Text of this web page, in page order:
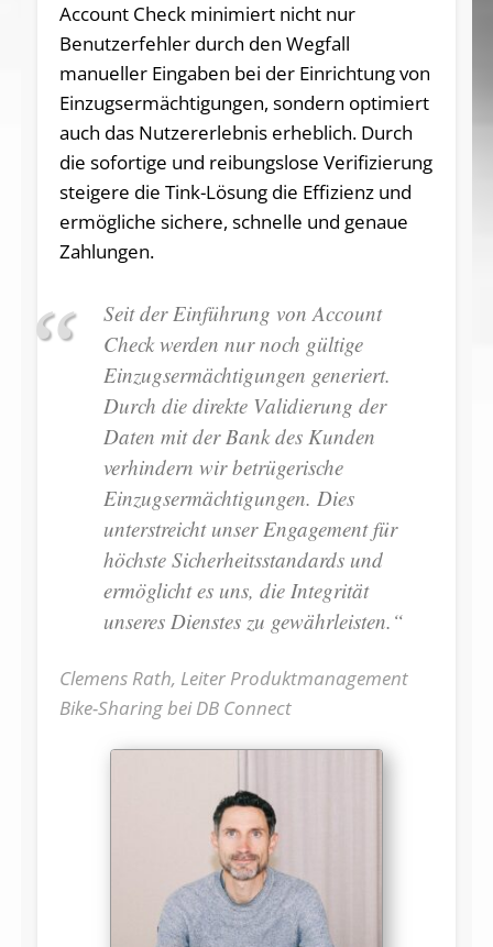
Account Check minimiert nicht nur
Benutzerfehler durch den Wegfall
manueller Eingaben bei der Einrichtung von
Einzugsermächtigungen, sondern optimiert
auch das Nutzererlebnis erheblich. Durch
die sofortige und reibungslose Verifizierung
steigere die Tink-Lösung die Effizienz und
ermögliche sichere, schnelle und genaue
Zahlungen.
Seit der Einführung von Account
Check werden nur noch gültige
Einzugsermächtigungen generiert.
Durch die direkte Validierung der
Daten mit der Bank des Kunden
verhindern wir betrügerische
Einzugsermächtigungen. Dies
unterstreicht unser Engagement für
höchste Sicherheitsstandards und
ermöglicht es uns, die Integrität
unseres Dienstes zu gewährleisten.“
Clemens Rath, Leiter Produktmanagement
Bike-Sharing bei DB Connect